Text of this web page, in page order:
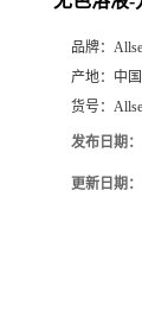
品牌：
产地： 中国
货号：
发布日期：
更新日期：